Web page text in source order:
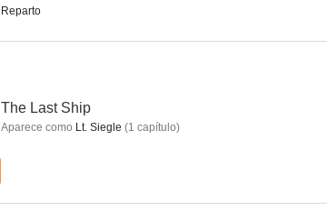
Reparto
The Last Ship
Aparece como Lt. Siegle (1 capítulo)